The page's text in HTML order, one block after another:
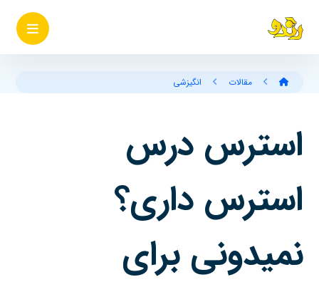
مقالات انگیزشی
استرس درس
استرس داری؟
نمیدونی برای